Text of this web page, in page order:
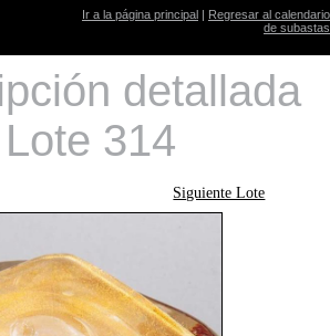
Ir a la página principal | Regresar al calendario
de subastas
detallada
Lote 314
Siguiente Lote